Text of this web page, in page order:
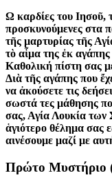
Ω καρδίες του Ιησοῦ,
προσκυνούμενες στα
τῆς μαρτυρίας τῆς
τὸ αἷμα της ἐκ
Καθολική πίστη σας
Διὰ τῆς αγάπης που
να ἀκούσετε τις
σωστά τες μάθησης
σας, Αγία Λουκία
ἁγιότερο θέλημα σας
αινέσουμε μαζί με
Πρώτο Μυστήριο